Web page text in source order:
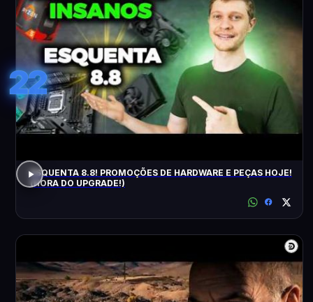
22
ESQUENTA 8.8! PROMOÇÕES DE HARDWARE E PEÇAS HOJE!
(HORA DO UPGRADE!)